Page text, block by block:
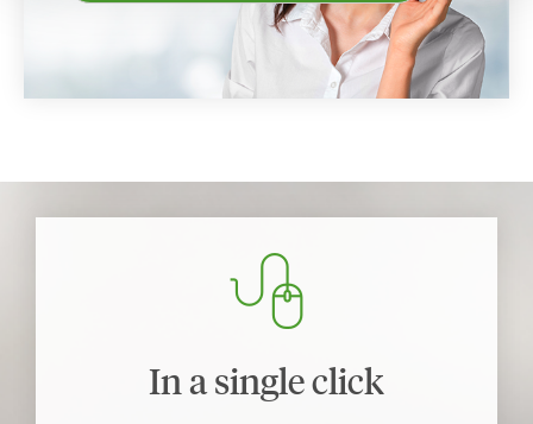
In a single click